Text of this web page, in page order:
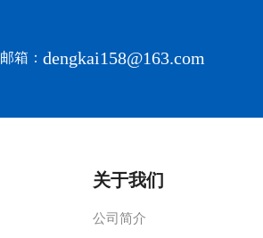
邮箱：dengkai158@163.com
关于我们
公司简介